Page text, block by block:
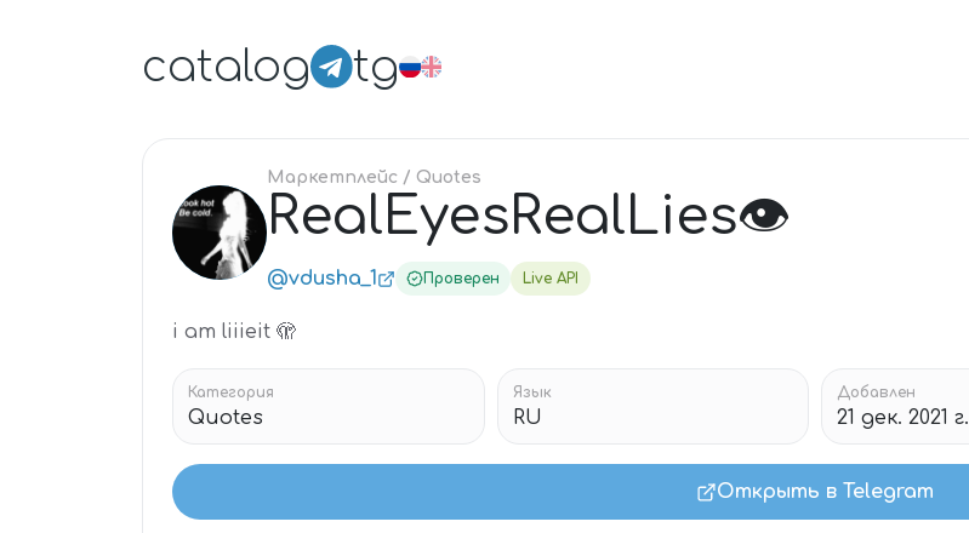
catalog tg
RE
Маркетплейс / Quotes
RealEyesRealLies👁️
@vdusha_1 Проверен Live API
i am liiieit 🫣
Категория
Quotes
Язык
RU
Добавлен
21 дек. 2021 г.
Открыть в Telegram